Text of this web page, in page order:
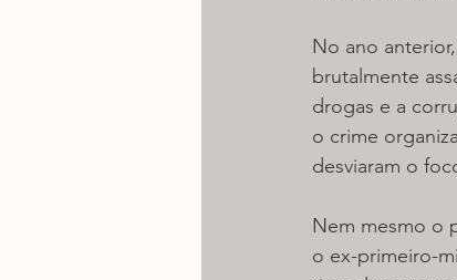
No ano
brutalmente
drogas e a
o crime
desviaram o
Nem mesmo o
o ex-primeiro-